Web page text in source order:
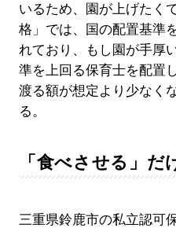
いるため、園が上げたく
格」では、国の配置基準
れており、もし園が手厚
準を上回る保育士を配置
渡る額が想定より少なく
る。
「食べさせる」だ
三重県鈴鹿市の私立認可